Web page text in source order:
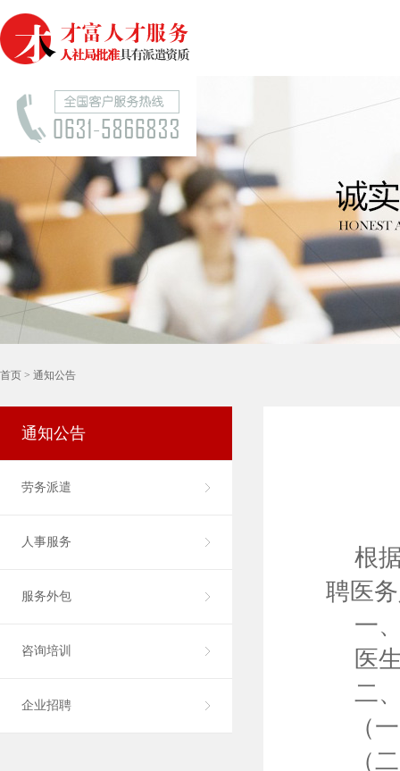
威海才富人才服务
首页 > 通知公告
通知公告
劳务派遣
人事服务
服务外包
咨询培训
企业招聘
根
聘医
一
医
二
（
（